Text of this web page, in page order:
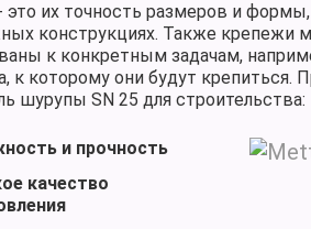
это их точность размеров и
конструкциях. Также крепежи
к конкретным задачам,
к которому они будут
шурупы SN 25 для строительства:
и прочность
качество